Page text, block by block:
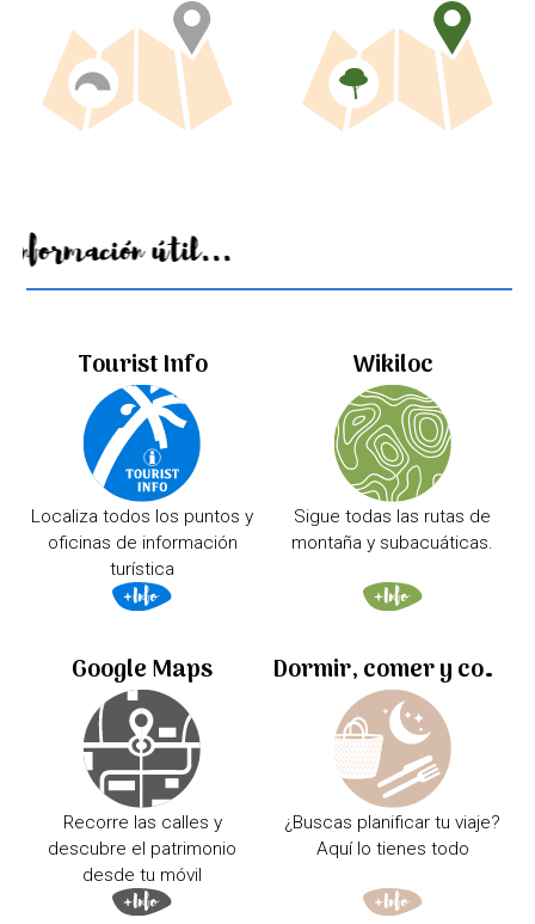
Información útil...
Tourist Info
Localiza todos los puntos y
oficinas de información
turística
Wikiloc
Sigue todas las rutas de
montaña y subacuáticas.
Google Maps
Recorre las calles y
descubre el patrimonio
desde tu móvil
Dormir, comer y comprar
¿Buscas planificar tu viaje?
Aquí lo tienes todo